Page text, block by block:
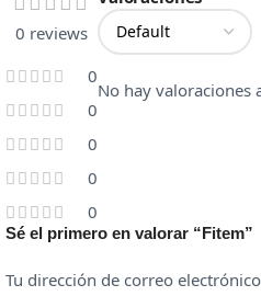
0 reviews
0
0
0
0
0
No hay valoraciones
Sé el primero en valorar “Fitem”
Tu dirección de correo